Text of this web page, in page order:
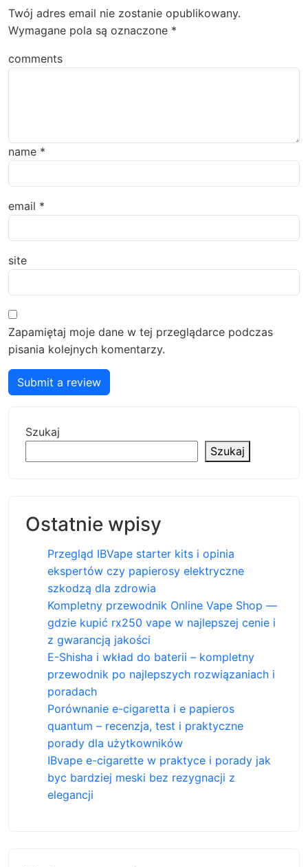
Twój adres email nie zostanie opublikowany.
Wymagane pola są oznaczone *
comments
name *
email *
site
Zapamiętaj moje dane w tej przeglądarce podczas
pisania kolejnych komentarzy.
Submit a review
Szukaj
Szukaj
Ostatnie wpisy
Przegląd IBVape starter kits i opinia
ekspertów czy papierosy elektryczne
szkodzą dla zdrowia
Kompletny przewodnik Online Vape Shop —
gdzie kupić rx250 vape w najlepszej cenie i
z gwarancją jakości
E-Shisha i wkład do baterii – kompletny
przewodnik po najlepszych rozwiązaniach i
poradach
Porównanie e-cigaretta i e papieros
quantum – recenzja, test i praktyczne
porady dla użytkowników
IBvape e-cigarette w praktyce i porady jak
byc bardziej meski bez rezygnacji z
elegancji